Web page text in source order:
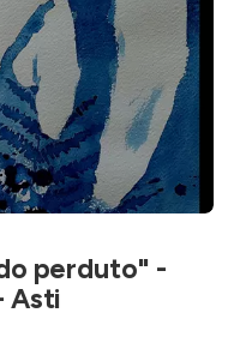
perduto" -
Asti